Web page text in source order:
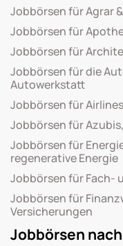
Jobbörsen für Agrar
Jobbörsen für
Jobbörsen für
Jobbörsen für die
Autowerkstatt
Jobbörsen für
Jobbörsen für
Jobbörsen für
regenerative Energie
Jobbörsen für Fach-
Jobbörsen für
Versicherungen
Jobbörsen